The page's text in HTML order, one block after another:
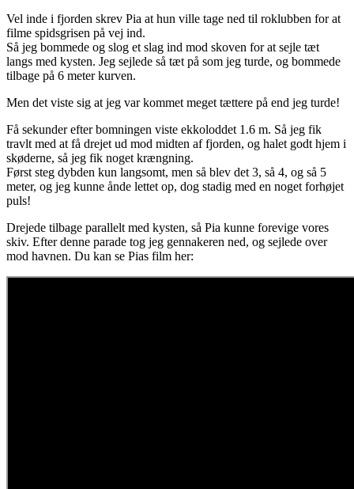
Vel inde i fjorden skrev Pia at hun ville tage ned til roklubben for at
filme spidsgrisen på vej ind.
Så jeg bommede og slog et slag ind mod skoven for at sejle tæt
langs med kysten. Jeg sejlede så tæt på som jeg turde, og bommede
tilbage på 6 meter kurven.
Men det viste sig at jeg var kommet meget tættere på end jeg turde!
Få sekunder efter bomningen viste ekkoloddet 1.6 m. Så jeg fik
travlt med at få drejet ud mod midten af fjorden, og halet godt hjem i
skøderne, så jeg fik noget krængning.
Først steg dybden kun langsomt, men så blev det 3, så 4, og så 5
meter, og jeg kunne ånde lettet op, dog stadig med en noget forhøjet
puls!
Drejede tilbage parallelt med kysten, så Pia kunne forevige vores
skiv. Efter denne parade tog jeg gennakeren ned, og sejlede over
mod havnen. Du kan se Pias film her: